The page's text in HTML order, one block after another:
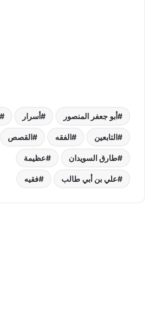
أبو جعفر المنصور أسرار
التابعين الفقه القصص
طارق السويدان عظيمة
علي بن أبي طالب فقيه